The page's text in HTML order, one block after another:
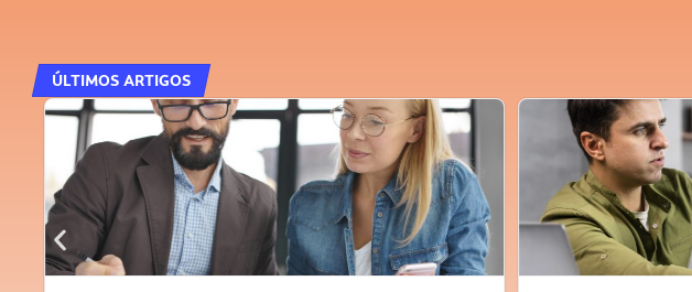
ÚLTIMOS ARTIGOS